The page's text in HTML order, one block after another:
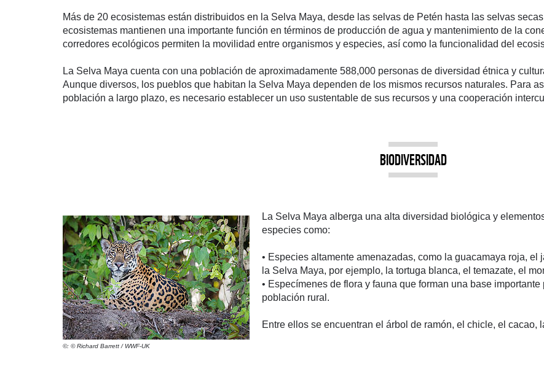
Más de 20 ecosistemas están distribuidos en la Selva Maya, desde las selvas de Petén hasta las selvas
ecosistemas mantienen una importante función en términos de producción de agua y mantenimiento de la
corredores ecológicos permiten la movilidad entre organismos y especies, así como la funcionalidad del
La Selva Maya cuenta con una población de aproximadamente 588,000 personas de diversidad étnica y
Aunque diversos, los pueblos que habitan la Selva Maya dependen de los mismos recursos naturales. Para
población a largo plazo, es necesario establecer un uso sustentable de sus recursos y una cooperación
BIODIVERSIDAD
©: © Richard Barrett / WWF-UK
La Selva Maya alberga una alta diversidad biológica y
especies como:
• Especies altamente amenazadas, como la guacamaya roja,
la Selva Maya, por ejemplo, la tortuga blanca, el temazate, el
• Especímenes de flora y fauna que forman una base
población rural.
Entre ellos se encuentran el árbol de ramón, el chicle, el